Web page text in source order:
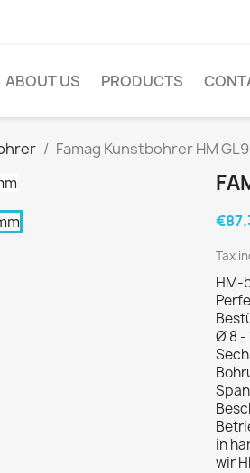
ABOUT US PRODUCTS
Famag Kunstbohrer HM
Tax
HM-
Ø 8 -
in
wir